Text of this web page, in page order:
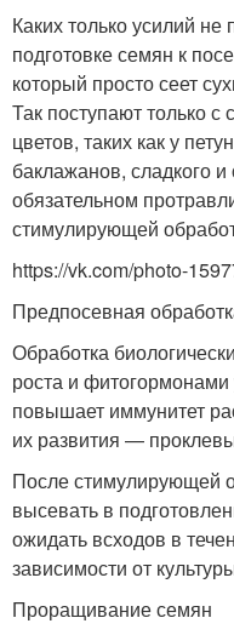
Каких только усилий
подготовке семян к
который просто сеет
Так поступают только
цветов, таких как у
баклажанов, сладкого
обязательном
стимулирующей
https://vk.com/photo-
Предпосевная
Обработка
роста и фитогормонами
повышает иммунитет
их развития —
После стимулирующей
высевать в
ожидать всходов в
зависимости от
Проращивание семян